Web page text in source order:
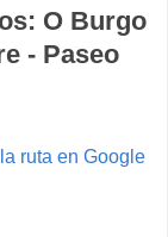
O Burgo
- Paseo
ruta en Google